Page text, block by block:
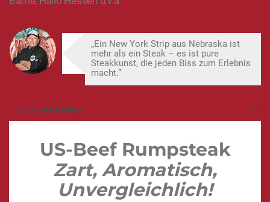
„Ein New York Strip aus Nebraska ist
mehr als ein Steak – es ist pure
Steakkunst, die jeden Biss zum Erlebnis
macht.“
BESCHREIBUNG
US-Beef Rumpsteak
Zart, Aromatisch,
Unvergleichlich!